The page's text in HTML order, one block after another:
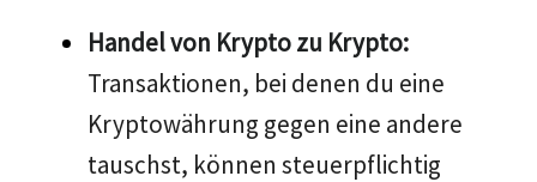
Handel von Krypto zu Krypto:
Transaktionen, bei denen du eine
Kryptowährung gegen eine andere
tauschst, können steuerpflichtig